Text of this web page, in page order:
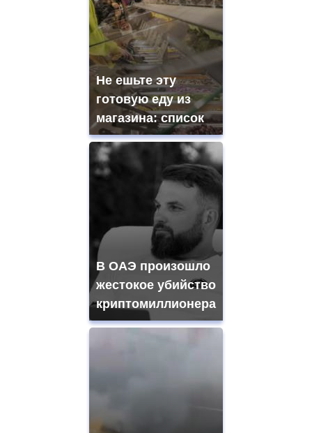
Не ешьте эту
готовую еду из
магазина: список
В ОАЭ произошло
жестокое убийство
криптомиллионера